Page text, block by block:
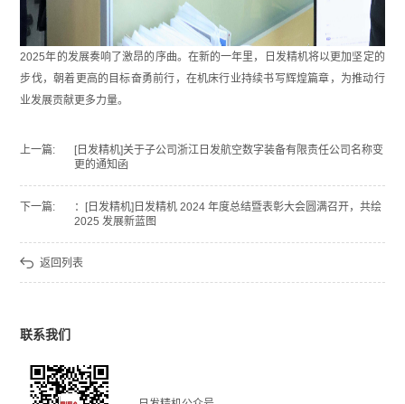
2025年的发展奏响了激昂的序曲。在新的一年里，日发精机将以更加坚定的
步伐，朝着更高的目标奋勇前行，在机床行业持续书写辉煌篇章，为推动行
业发展贡献更多力量。
上一篇:
[日发精机]关于子公司浙江日发航空数字装备有限责任公司名称变
更的通知函
下一篇:
：[日发精机]日发精机 2024 年度总结暨表彰大会圆满召开，共绘
2025 发展新蓝图
返回列表
联系我们